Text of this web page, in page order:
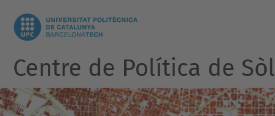
Centre de Política de